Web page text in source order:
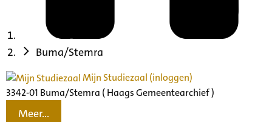
Buma/Stemra
Mijn Studiezaal (inloggen)
3342-01 Buma/Stemra ( Haags Gemeentearchief )
Meer...